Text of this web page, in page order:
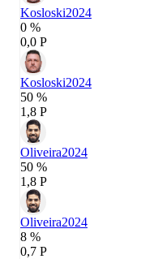
Kosloski2024
0 %
0,0 P
Kosloski2024
50 %
1,8 P
Oliveira2024
50 %
1,8 P
Oliveira2024
8 %
0,7 P